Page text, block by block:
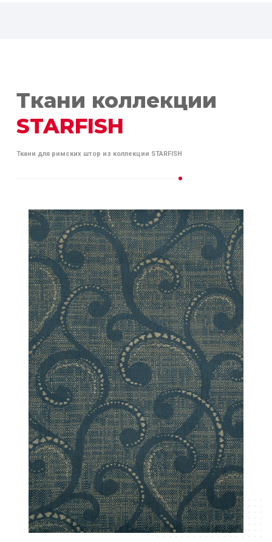
Ткани коллекции
STARFISH
Ткани для римских штор из коллекции STARFISH